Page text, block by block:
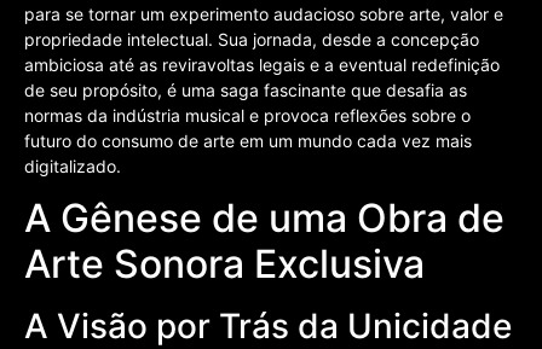
para se tornar um experimento audacioso sobre arte, valor e
propriedade intelectual. Sua jornada, desde a concepção
ambiciosa até as reviravoltas legais e a eventual redefinição
de seu propósito, é uma saga fascinante que desafia as
normas da indústria musical e provoca reflexões sobre o
futuro do consumo de arte em um mundo cada vez mais
digitalizado.
A Gênese de uma Obra de
Arte Sonora Exclusiva
A Visão por Trás da Unicidade